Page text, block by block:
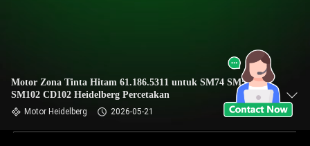
Motor Zona Tinta Hitam 61.186.5311 untuk SM74 SM52
SM102 CD102 Heidelberg Percetakan
Motor Heidelberg 2026-05-21